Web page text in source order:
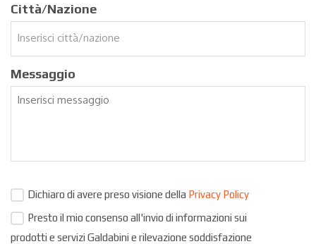
Città/Nazione
Messaggio
Dichiaro di avere preso visione della Privacy Policy
Presto il mio consenso all'invio di informazioni sui
prodotti e servizi Galdabini e rilevazione soddisfazione